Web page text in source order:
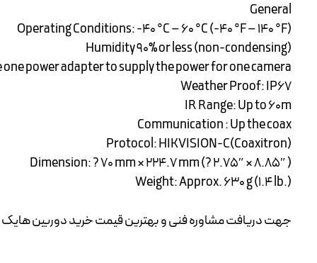
General
Operating Conditions: -40 °C – 60 °C (-40 °F – 140 °F)
Humidity 90% or less (non-condensing)
power adapter to supply the power for one camera.
Weather Proof: IP67
IR Range: Up to 60m
Communication : Up the coax
Protocol: HIKVISION-C(Coaxitron)
Dimension: ? 70 mm × 224.7 mm (? 2.75″ × 8.85″ )
Weight: Approx. 630 g (1.4 lb.)
جهت دریافت مشاوره فنی و بهترین قیمت خریددوربین هایک